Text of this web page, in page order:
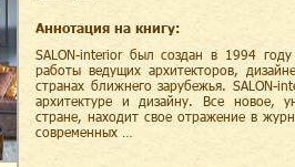
Аннотация на книгу:
SALON-interior был создан в 1994
работы ведущих архитекторов,
странах ближнего зарубежья. SALON-
архитектуре и дизайну. Все новое,
стране, находит свое отражение в
современных …